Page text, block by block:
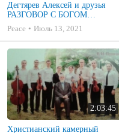
Дегтярев Алексей и друзья
РАЗГОВОР С БОГОМ
Христианские песни МСЦ ЕХБ
2021 (7я)
Peace Июль 13, 2021
2:03:45
Христианский камерный